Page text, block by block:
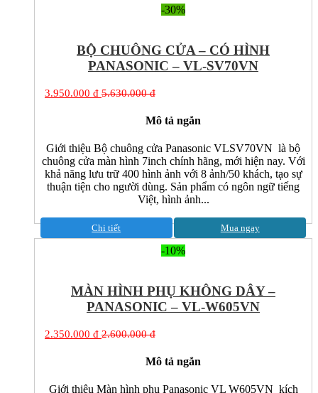
-30%
BỘ CHUÔNG CỬA – CÓ HÌNH
PANASONIC – VL-SV70VN
3.950.000 đ 5.630.000 đ
Mô tả ngắn
Giới thiệu Bộ chuông cửa Panasonic VLSV70VN là bộ
chuông cửa màn hình 7inch chính hãng, mới hiện nay. Với
khả năng lưu trữ 400 hình ảnh với 8 ảnh/50 khách, tạo sự
thuận tiện cho người dùng. Sản phẩm có ngôn ngữ tiếng
Việt, hình ảnh...
Chi tiết Mua ngay
-10%
MÀN HÌNH PHỤ KHÔNG DÂY –
PANASONIC – VL-W605VN
2.350.000 đ 2.600.000 đ
Mô tả ngắn
Giới thiệu Màn hình phụ Panasonic VL W605VN kích